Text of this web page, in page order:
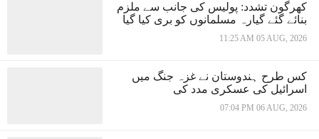
کھرگون تشدد: پولیس کی جانب سے ملزم
بنائے گئے گیارہ مسلمانوں کو بری کیا گیا
11:25 AM 05 AUG, 2026
کس طرح ہندوستان نے غزہ جنگ میں
اسرائیل کی عسکری مدد کی
07:04 PM 06 AUG, 2026